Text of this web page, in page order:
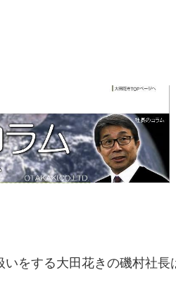
をする大田花きの磯村社長